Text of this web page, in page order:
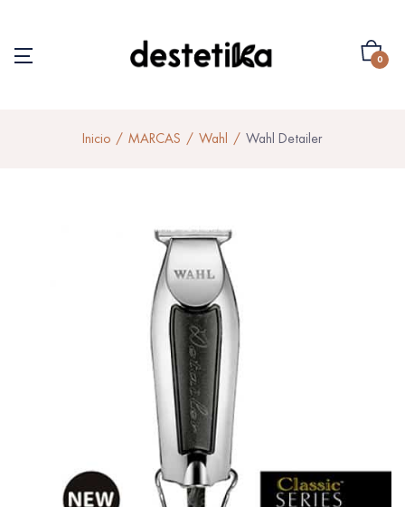
0
Inicio MARCAS Wahl Wahl Detailer